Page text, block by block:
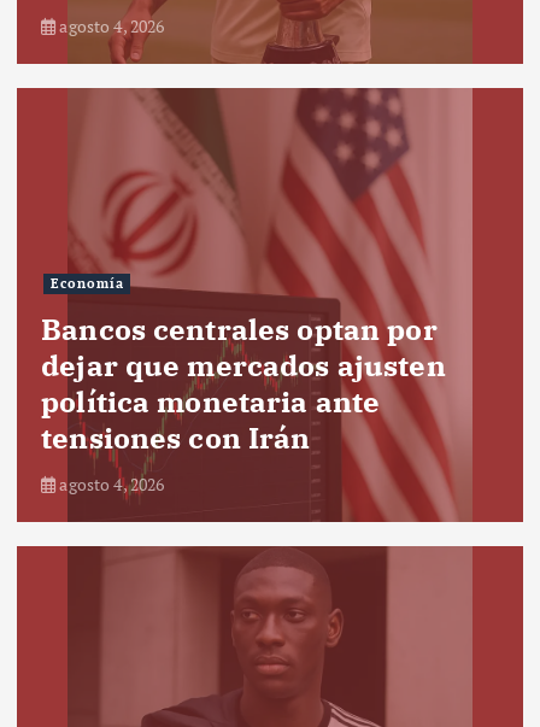
agosto 4, 2026
Economía
Bancos centrales optan por
dejar que mercados ajusten
política monetaria ante
tensiones con Irán
agosto 4, 2026